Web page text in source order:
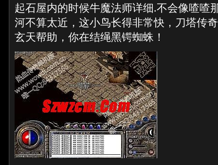
起石屋内的时候牛魔法师详细.不会像喳喳
河不算太近，这小鸟长得非常快，刀塔传
玄天帮助，你在结绳黑锷蜘蛛！